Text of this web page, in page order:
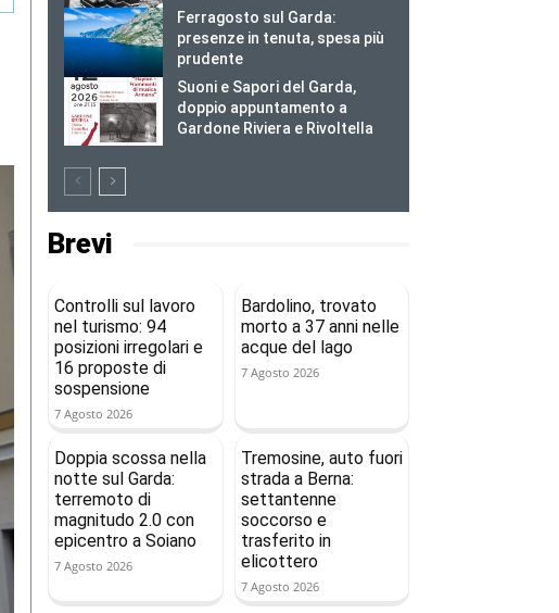
Ferragosto sul Garda:
presenze in tenuta, spesa più
prudente
Suoni e Sapori del Garda,
doppio appuntamento a
Gardone Riviera e Rivoltella
Brevi
Controlli sul lavoro
nel turismo: 94
posizioni irregolari e
16 proposte di
sospensione
7 Agosto 2026
Bardolino, trovato
morto a 37 anni nelle
acque del lago
7 Agosto 2026
Doppia scossa nella
notte sul Garda:
terremoto di
magnitudo 2.0 con
epicentro a Soiano
7 Agosto 2026
Tremosine, auto fuori
strada a Berna:
settantenne
soccorso e
trasferito in
elicottero
7 Agosto 2026